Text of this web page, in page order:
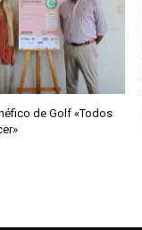
de Golf «Todos